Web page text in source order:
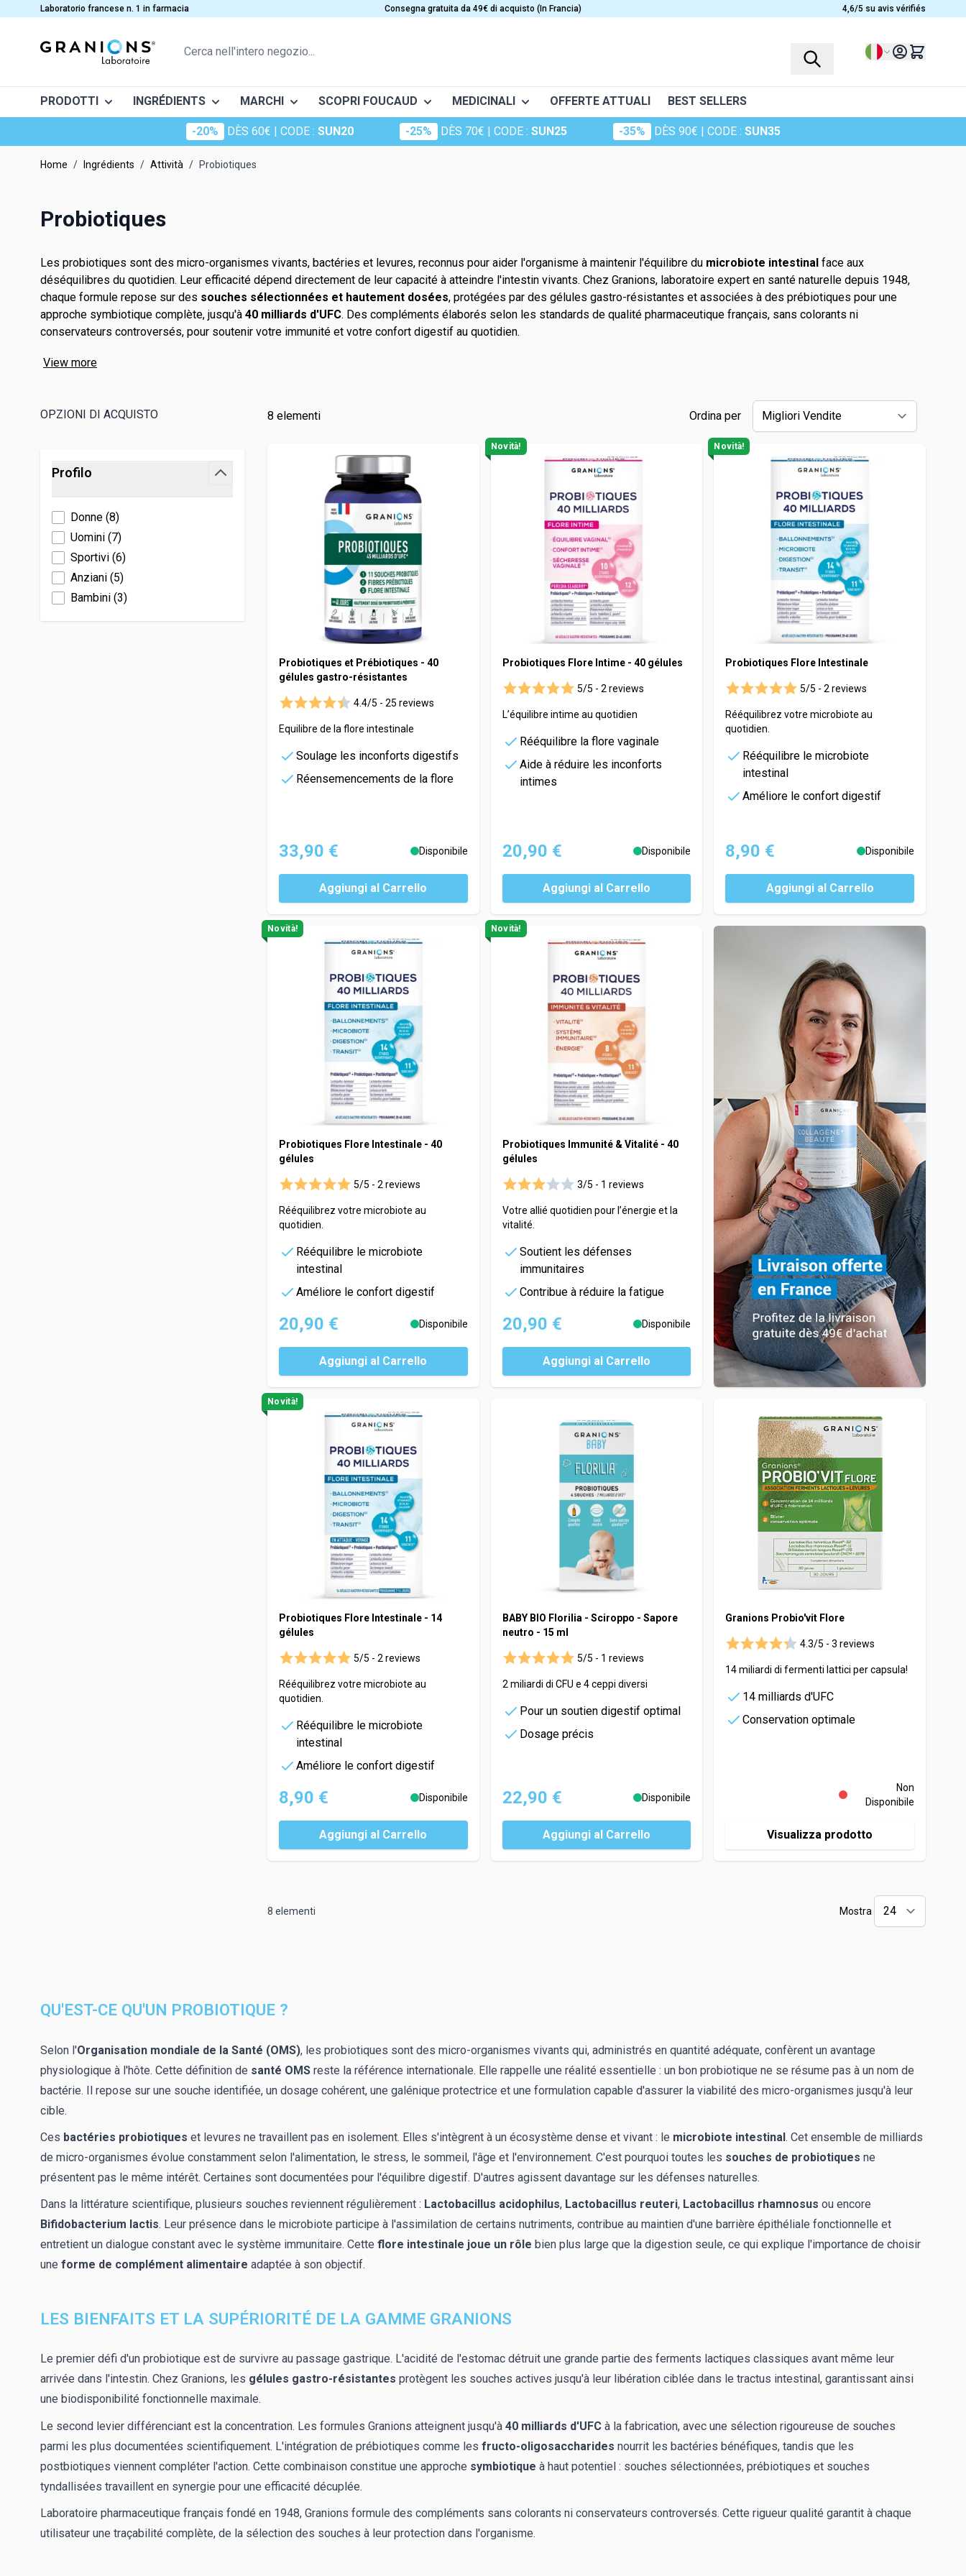
Salta al contenuto
Laboratorio francese n. 1 in farmacia Consegna gratuita da 49€ di acquisto (In Francia) 4,6/5 su avis vérifiés
Cerca nell'intero negozio... Lingua
PRODOTTI
Complementos alimenticios para la
Comfort urinario
Digestione e transito
Stanchezza ed energia
Fertilità e gravidanza
Hydratation
Stress
Sommeil
Sistema cardiovascolare
Foucaud
Integratori alimentari per la pelle
Solaire
INGRÉDIENTS
Chondroïtine
Collagene
Glucosamine
Kératine
Mélatonine
Niacinamide
Shilajit
Iode
Magnesio
Sélénium
Vitamine E
Multivitamines
Cheveux de venus
Curcuma
Harpagophytum
Psyllium
Quinquina
Reine des prés
Vigne rouge
MARCHI
Chondrostéo Conceptio
Décontractant musculaire
Granions experts Hydrop
Oligostim Oligosun
Pro keracys Sommeil
SCOPRI FOUCAUD
Frictions
MEDICINALI
Granions
OFFERTE ATTUALI BEST SELLERS
-20% DÈS 60€ | CODE : SUN20 -25% DÈS 70€ | CODE : SUN25 -35% DÈS 90€ | CODE : SUN35
Home / Ingrédients / Attività / Probiotiques
Probiotiques
Les probiotiques sont des micro-organismes vivants, bactéries et levures, reconnus pour aider l'organisme à maintenir l'équilibre du microbiote intestinal face aux
déséquilibres du quotidien. Leur efficacité dépend directement de leur capacité à atteindre l'intestin vivants. Chez Granions, laboratoire expert en santé naturelle depuis 1948,
chaque formule repose sur des souches sélectionnées et hautement dosées, protégées par des gélules gastro-résistantes et associées à des prébiotiques pour une
approche symbiotique complète, jusqu'à 40 milliards d'UFC. Des compléments élaborés selon les standards de qualité pharmaceutique français, sans colorants ni
conservateurs controversés, pour soutenir votre immunité et votre confort digestif au quotidien.
View more
OPZIONI DI ACQUISTO
Profilo
Donne (8)
Uomini (7)
Sportivi (6)
Anziani (5)
Bambini (3)
8 elementi Ordina per
Probiotiques et Prébiotiques - 40
gélules gastro-résistantes
4.4/5 - 25 reviews
Equilibre de la flore intestinale
Soulage les inconforts digestifs
Réensemencements de la flore
33,90 € Disponibile
Aggiungi al Carrello
Novità!
Probiotiques Flore Intime - 40 gélules
5/5 - 2 reviews
L’équilibre intime au quotidien
Rééquilibre la flore vaginale
Aide à réduire les inconforts
intimes
20,90 € Disponibile
Aggiungi al Carrello
Novità!
Probiotiques Flore Intestinale
5/5 - 2 reviews
Rééquilibrez votre microbiote au
quotidien.
Rééquilibre le microbiote
intestinal
Améliore le confort digestif
8,90 € Disponibile
Aggiungi al Carrello
Novità!
Probiotiques Flore Intestinale - 40
gélules
5/5 - 2 reviews
Rééquilibrez votre microbiote au
quotidien.
Rééquilibre le microbiote
intestinal
Améliore le confort digestif
20,90 € Disponibile
Aggiungi al Carrello
Novità!
Probiotiques Immunité & Vitalité - 40
gélules
3/5 - 1 reviews
Votre allié quotidien pour l’énergie et la
vitalité.
Soutient les défenses
immunitaires
Contribue à réduire la fatigue
20,90 € Disponibile
Aggiungi al Carrello
Novità!
Probiotiques Flore Intestinale - 14
gélules
5/5 - 2 reviews
Rééquilibrez votre microbiote au
quotidien.
Rééquilibre le microbiote
intestinal
Améliore le confort digestif
8,90 € Disponibile
Aggiungi al Carrello
BABY BIO Florilia - Sciroppo - Sapore
neutro - 15 ml
5/5 - 1 reviews
2 miliardi di CFU e 4 ceppi diversi
Pour un soutien digestif optimal
Dosage précis
22,90 € Disponibile
Aggiungi al Carrello
Granions Probio'vit Flore
4.3/5 - 3 reviews
14 miliardi di fermenti lattici per capsula!
14 milliards d'UFC
Conservation optimale
Non
Disponibile
Visualizza prodotto
8 elementi Mostra
QU'EST-CE QU'UN PROBIOTIQUE ?
Selon l'Organisation mondiale de la Santé (OMS), les probiotiques sont des micro-organismes vivants qui, administrés en quantité adéquate, confèrent un avantage
physiologique à l'hôte. Cette définition de santé OMS reste la référence internationale. Elle rappelle une réalité essentielle : un bon probiotique ne se résume pas à un nom de
bactérie. Il repose sur une souche identifiée, un dosage cohérent, une galénique protectrice et une formulation capable d'assurer la viabilité des micro-organismes jusqu'à leur
cible.
Ces bactéries probiotiques et levures ne travaillent pas en isolement. Elles s'intègrent à un écosystème dense et vivant : le microbiote intestinal. Cet ensemble de milliards
de micro-organismes évolue constamment selon l'alimentation, le stress, le sommeil, l'âge et l'environnement. C'est pourquoi toutes les souches de probiotiques ne
présentent pas le même intérêt. Certaines sont documentées pour l'équilibre digestif. D'autres agissent davantage sur les défenses naturelles.
Dans la littérature scientifique, plusieurs souches reviennent régulièrement : Lactobacillus acidophilus, Lactobacillus reuteri, Lactobacillus rhamnosus ou encore
Bifidobacterium lactis. Leur présence dans le microbiote participe à l'assimilation de certains nutriments, contribue au maintien d'une barrière épithéliale fonctionnelle et
entretient un dialogue constant avec le système immunitaire. Cette flore intestinale joue un rôle bien plus large que la digestion seule, ce qui explique l'importance de choisir
une forme de complément alimentaire adaptée à son objectif.
LES BIENFAITS ET LA SUPÉRIORITÉ DE LA GAMME GRANIONS
Le premier défi d'un probiotique est de survivre au passage gastrique. L'acidité de l'estomac détruit une grande partie des ferments lactiques classiques avant même leur
arrivée dans l'intestin. Chez Granions, les gélules gastro-résistantes protègent les souches actives jusqu'à leur libération ciblée dans le tractus intestinal, garantissant ainsi
une biodisponibilité fonctionnelle maximale.
Le second levier différenciant est la concentration. Les formules Granions atteignent jusqu'à 40 milliards d'UFC à la fabrication, avec une sélection rigoureuse de souches
parmi les plus documentées scientifiquement. L'intégration de prébiotiques comme les fructo-oligosaccharides nourrit les bactéries bénéfiques, tandis que les
postbiotiques viennent compléter l'action. Cette combinaison constitue une approche symbiotique à haut potentiel : souches sélectionnées, prébiotiques et souches
tyndallisées travaillent en synergie pour une efficacité décuplée.
Laboratoire pharmaceutique français fondé en 1948, Granions formule des compléments sans colorants ni conservateurs controversés. Cette rigueur qualité garantit à chaque
utilisateur une traçabilité complète, de la sélection des souches à leur protection dans l'organisme.